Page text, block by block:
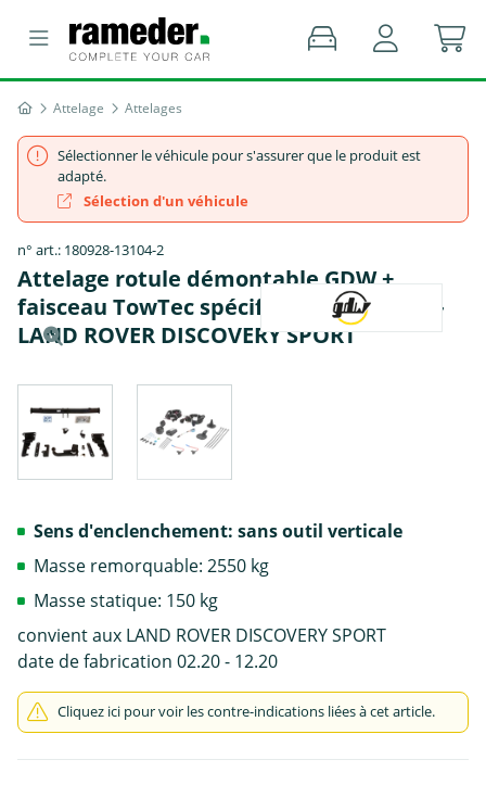
Attelage Attelages
Sélectionner le véhicule pour s'assurer que le produit est
adapté.
Sélection d'un véhicule
n° art.: 180928-13104-2
Attelage rotule démontable GDW +
faisceau TowTec spécifique 13 broches -
LAND ROVER DISCOVERY SPORT
Sens d'enclenchement: sans outil verticale
Masse remorquable: 2550 kg
Masse statique: 150 kg
convient aux LAND ROVER DISCOVERY SPORT
date de fabrication 02.20 - 12.20
Cliquez ici pour voir les contre-indications liées à cet article.